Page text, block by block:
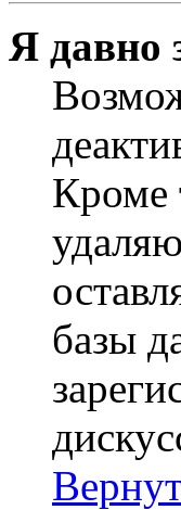
Я давно
Кроме
базы